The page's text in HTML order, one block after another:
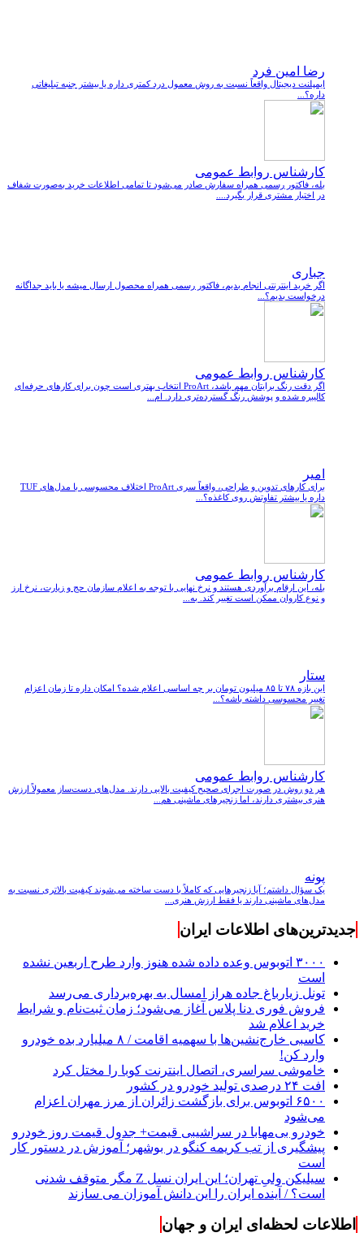
رضا امین فرد
ایمپلنت دیجیتال واقعاً نسبت به روش معمول درد کمتری داره یا بیشتر جنبه تبلیغاتی
داره؟...
کارشناس روابط عمومی
بله، فاکتور رسمی همراه سفارش صادر می‌شود تا تمامی اطلاعات خرید به‌صورت شفاف
در اختیار مشتری قرار بگیرد....
جباری
اگر خرید اینترنتی انجام بدیم، فاکتور رسمی همراه محصول ارسال میشه یا باید جداگانه
درخواست بدیم؟...
کارشناس روابط عمومی
اگر دقت رنگ برایتان مهم باشد، ProArt انتخاب بهتری است چون برای کارهای حرفه‌ای
کالیبره شده و پوشش رنگ گسترده‌تری دارد. ام...
امیر
برای کارهای تدوین و طراحی، واقعاً سری ProArt اختلاف محسوسی با مدل‌های TUF
داره یا بیشتر تفاوتش روی کاغذه؟...
کارشناس روابط عمومی
بله، این ارقام برآوردی هستند و نرخ نهایی با توجه به اعلام سازمان حج و زیارت، نرخ ارز
و نوع کاروان ممکن است تغییر کند. به...
ستار
این بازه ۷۸ تا ۸۵ میلیون تومان بر چه اساسی اعلام شده؟ امکان داره تا زمان اعزام
تغییر محسوسی داشته باشه؟...
کارشناس روابط عمومی
هر دو روش در صورت اجرای صحیح کیفیت بالایی دارند. مدل‌های دست‌ساز معمولاً ارزش
هنری بیشتری دارند، اما زنجیرهای ماشینی هم...
پونه
یک سؤال داشتم؛ آیا زنجیرهایی که کاملاً با دست ساخته می‌شوند کیفیت بالاتری نسبت به
مدل‌های ماشینی دارند یا فقط ارزش هنری...
جدیدترین‌های اطلاعات ایران
۳۰۰۰ اتوبوس وعده داده شده هنوز وارد طرح اربعین نشده
است
تونل زیارباغ جاده هراز امسال به بهره‌برداری می‌رسد
فروش فوری دنا پلاس آغاز می‌شود؛ زمان ثبت‌نام و شرایط
خرید اعلام شد
کاسبی خارج‌نشین‌ها با سهمیه اقامت / ۸ میلیارد بده خودرو
وارد کن!
خاموشی سراسری، اتصال اینترنت کوبا را مختل کرد
افت ۲۴ درصدی تولید خودرو در کشور
۶۵۰۰ اتوبوس برای بازگشت زائران از مرز مهران اعزام
می‌شود
خودرو بی‌مهابا در سراشیبی قیمت+ جدول قیمت روز خودرو
پیشگیری از تب کریمه کنگو در بوشهر؛ آموزش در دستور کار
است
سیلیکن ولیِ تهران؛ این ایران نسل Z مگر متوقف شدنی
است؟ / آینده ایران را این دانش آموزان می سازند
اطلاعات لحظه‌ای ایران و جهان